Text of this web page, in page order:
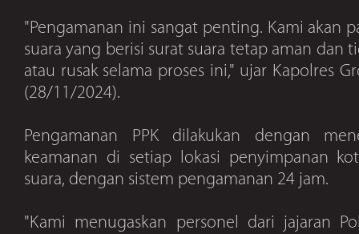
"Pengamanan ini sangat penting. Kami akan
suara yang berisi surat suara tetap aman dan
atau rusak selama proses ini," ujar Kapolres
(28/11/2024).
Pengamanan PPK dilakukan dengan
keamanan di setiap lokasi penyimpanan
suara, dengan sistem pengamanan 24 jam.
"Kami menugaskan personel dari jajaran